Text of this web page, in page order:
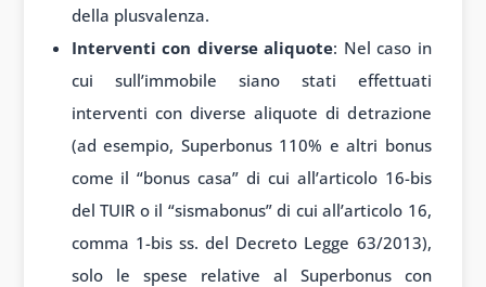
della plusvalenza.
Interventi con diverse aliquote: Nel caso in
cui sull’immobile siano stati effettuati
interventi con diverse aliquote di detrazione
(ad esempio, Superbonus 110% e altri bonus
come il “bonus casa” di cui all’articolo 16-bis
del TUIR o il “sismabonus” di cui all’articolo 16,
comma 1-bis ss. del Decreto Legge 63/2013),
solo le spese relative al Superbonus con